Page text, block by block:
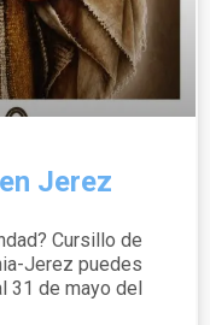
Jerez
Cursillo de
Jerez puedes
31 de mayo del